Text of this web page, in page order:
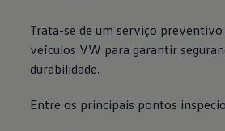
Trata-se de um serviço preventivo
veículos VW para garantir
durabilidade.
Entre os principais pontos